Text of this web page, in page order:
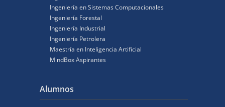
Ingeniería en Sistemas Computacionales
Ingeniería Forestal
Ingeniería Industrial
Ingeniería Petrolera
Maestría en Inteligencia Artificial
MindBox Aspirantes
Alumnos